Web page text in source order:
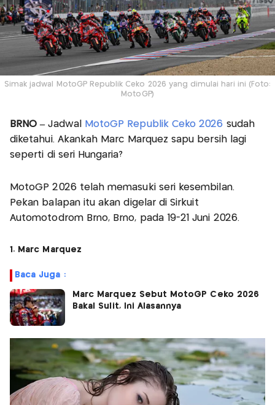
Simak jadwal MotoGP Republik Ceko 2026 yang dimulai hari ini (Foto:
MotoGP)
BRNO –Jadwal MotoGP Republik Ceko 2026 sudah
diketahui. Akankah Marc Marquez sapu bersih lagi
seperti di seri Hungaria?
MotoGP 2026 telah memasuki seri kesembilan.
Pekan balapan itu akan digelar di Sirkuit
Automotodrom Brno, Brno, pada 19-21 Juni 2026.
1. Marc Marquez
Baca Juga :
Marc Marquez Sebut MotoGP Ceko 2026
Bakal Sulit, Ini Alasannya